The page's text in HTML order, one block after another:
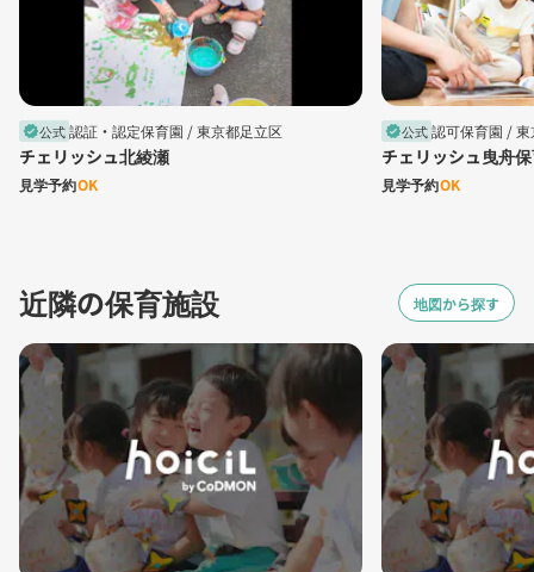
verified公式認証・認定保育園 /東京都足立区
チェリッシュ北綾瀬
見学予約OK
verified公式認可保育園 /東
チェリッシュ曳舟
見学予約OK
近隣の保育施設 地図から探す